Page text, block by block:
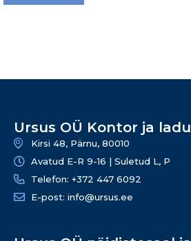
Ursus OÜ Kontor ja ladu
Kirsi 48, Pärnu, 80010
Avatud E-R 9-16 | Suletud L, P
Telefon: +372 447 6092
E-post: info@ursus.ee